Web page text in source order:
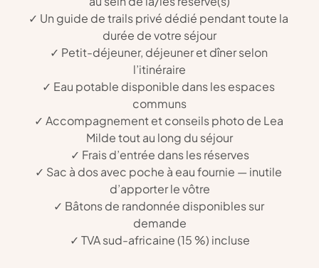
✓ Un guide de trails privé dédié pendant toute la
durée de votre séjour
✓ Petit-déjeuner, déjeuner et dîner selon
l’itinéraire
✓ Eau potable disponible dans les espaces
communs
✓ Accompagnement et conseils photo de Lea
Milde tout au long du séjour
✓ Frais d’entrée dans les réserves
✓ Sac à dos avec poche à eau fournie — inutile
d’apporter le vôtre
✓ Bâtons de randonnée disponibles sur
demande
✓ TVA sud-africaine (15 %) incluse